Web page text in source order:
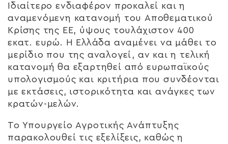
Ιδιαίτερο ενδιαφέρον προκαλεί και η
αναμενόμενη κατανομή του Αποθεματικού
Κρίσης της ΕΕ, ύψους τουλάχιστον 400
εκατ. ευρώ. Η Ελλάδα αναμένει να μάθει το
μερίδιο που της αναλογεί, αν και η τελική
κατανομή θα εξαρτηθεί από ευρωπαϊκούς
υπολογισμούς και κριτήρια που συνδέονται
με εκτάσεις, ιστορικότητα και ανάγκες των
κρατών-μελών.
Το Υπουργείο Αγροτικής Ανάπτυξης
παρακολουθεί τις εξελίξεις, καθώς η